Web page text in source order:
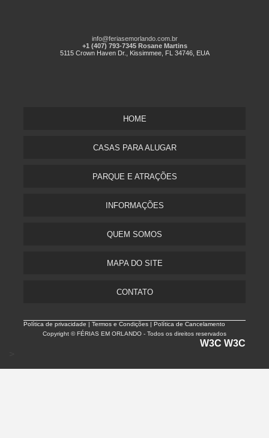
info@feriasemorlando.com.br
+1 (407) 793-7345 Rosane Martins
5115 Crown Haven Dr., Kissimmee, FL 34746, EUA
HOME
CASAS PARA ALUGAR
PARQUE E ATRAÇÕES
INFORMAÇÕES
QUEM SOMOS
MAPA DO SITE
CONTATO
Política de privacidade |Termos e Condições | Política de Cancelamento
Copyright © FÉRIAS EM ORLANDO - Todos os direitos reservados
W3C W3C